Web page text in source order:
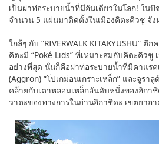
เป็นฝาท่อระบายน้ำที่มีอันเดียวในโลก! ในปั
จำนวน 5 แผ่นมาติดตั้งในเมืองคิตะคิวชู จั
ใกล้ๆ กับ “RIVERWALK KITAKYUSHU” ตึ
คิตะมี “Poké Lids” ที่เหมาะสมกับคิตะคิวชู
อย่างที่สุด นั่นก็คือฝาท่อระบายน้ำที่มีคาแรค
(Aggron) “โปเกม่อนเกราะเหล็ก” และจูรา
คล้ายกับเตาหลอมเหล็กอันดับหนึ่งของฮิกา
วาตะของทางการในย่านฮิกาชิดะ เขตยาฮา